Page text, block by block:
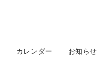
カレンダー お知らせ